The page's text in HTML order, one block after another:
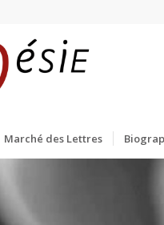
Marché des Lettres